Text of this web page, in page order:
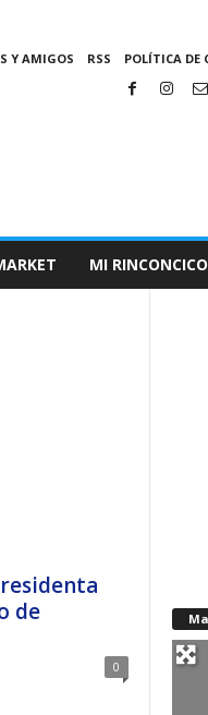
Y AMIGOS RSS POLÍTICA DE
MI RINCONCICO
de
0